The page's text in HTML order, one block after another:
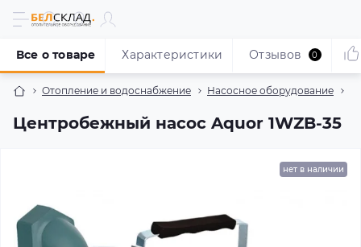
Отопление и водоснабжение Насосное оборудование
Центробежный насос Aquor 1WZB-35
Все о товаре Характеристики Отзывов 0
нет в наличии